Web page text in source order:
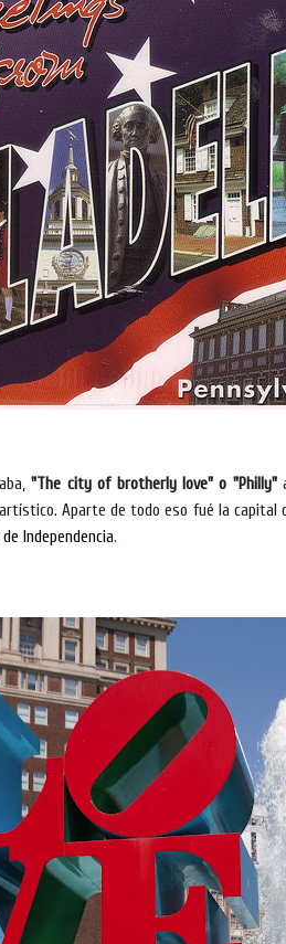
"The city of brotherly love" o "Philly"
Aparte de todo eso fué la
Independencia.